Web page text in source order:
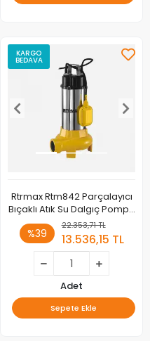
KARGO
BEDAVA
Rtrmax Rtm842 Parçalayıcı
Bıçaklı Atık Su Dalgıç Pompa
1100w
%39
22.353,71 TL
13.536,15 TL
Adet
Sepete Ekle